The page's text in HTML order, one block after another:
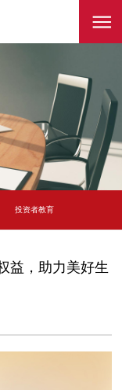
投资者教育
益，助力美好生